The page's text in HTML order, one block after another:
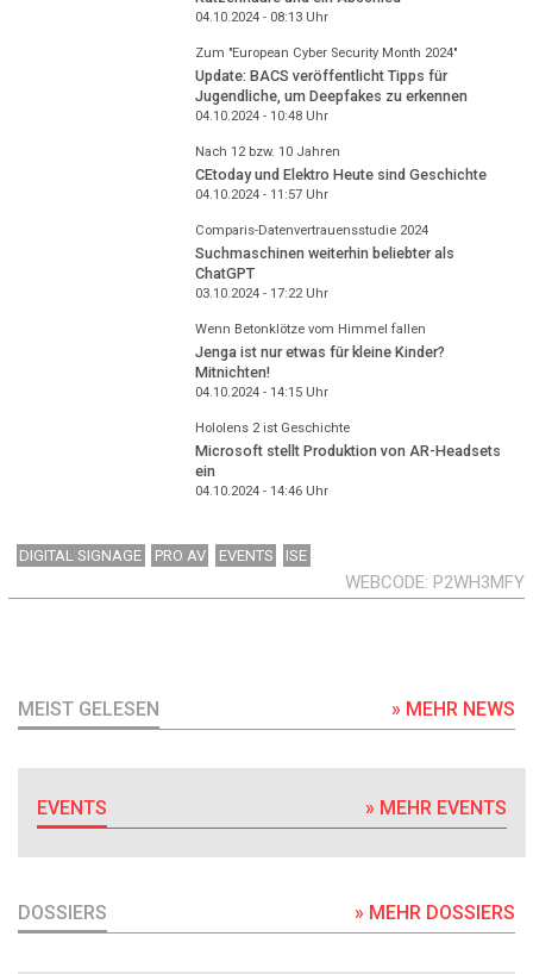
04.10.2024 - 08:13Uhr
Zum "European Cyber Security Month 2024"
Update: BACS veröffentlicht Tipps für
Jugendliche, um Deepfakes zu erkennen
04.10.2024 - 10:48Uhr
Nach 12 bzw. 10 Jahren
CEtoday und Elektro Heute sind Geschichte
04.10.2024 - 11:57Uhr
Comparis-Datenvertrauensstudie 2024
Suchmaschinen weiterhin beliebter als
ChatGPT
03.10.2024 - 17:22Uhr
Wenn Betonklötze vom Himmel fallen
Jenga ist nur etwas für kleine Kinder?
Mitnichten!
04.10.2024 - 14:15Uhr
Hololens 2 ist Geschichte
Microsoft stellt Produktion von AR-Headsets
ein
04.10.2024 - 14:46Uhr
DIGITAL SIGNAGE PRO AV EVENTS ISE
WEBCODE P2WH3MFY
MEIST GELESEN » MEHR NEWS
EVENTS » MEHR EVENTS
DOSSIERS » MEHR DOSSIERS